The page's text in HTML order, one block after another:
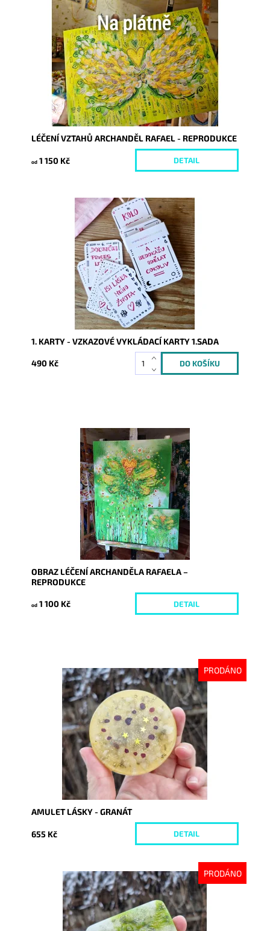
Dostupnost:
Skladem
10412/25
LÉČENÍ VZTAHŮ ARCHANDĚL RAFAEL - REPRODUKCE
od 1 150 Kč DETAIL
Dostupnost:
Skladem
9340
1. KARTY - VZKAZOVÉ VYKLÁDACÍ KARTY 1.SADA
490 Kč
Skladem
5986/REP2
OBRAZ LÉČENÍ ARCHANDĚLA RAFAELA –
REPRODUKCE
od 1 100 Kč DETAIL
PRODÁNO
Dostupnost:
Vyprodáno
10082
AMULET LÁSKY - GRANÁT
655 Kč DETAIL
PRODÁNO
Dostupnost:
Vyprodáno
10083